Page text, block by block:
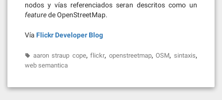
nodos y vías referenciados seran descritos como un
featurede OpenStreetMap.
Vía Flickr Developer Blog
aaron straup cope,flickr, openstreetmap,OSM,sintaxis,
web semantica